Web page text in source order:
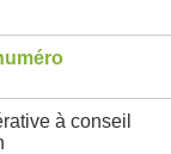
à conseil